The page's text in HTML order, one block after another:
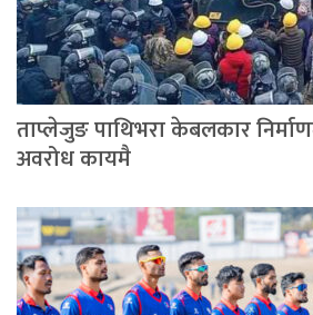
ताप्लेजुङ पाथिभरा केबलकार
अवरोध कायमै